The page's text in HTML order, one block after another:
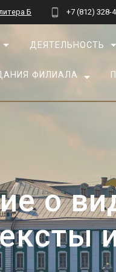
Б +7 (812) 328-
ДЕЯТЕЛЬНОСТЬ
ФИЛИАЛА
о